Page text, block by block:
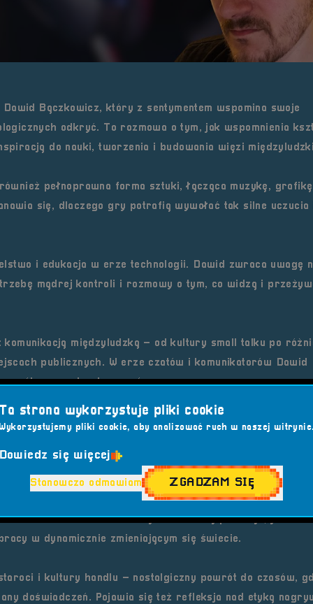
Dawid Bączkowicz, który z sentymentem wspomina swoje
odkryć. To rozmowa o tym, jak wspomnienia
do nauki, tworzenia i budowania więzi
pełnoprawna forma sztuki, łącząca muzykę,
się, dlaczego gry potrafią wywołać tak silne uczucia
i edukacja w erze technologii. Dawid zwraca uwagę
mądrej kontroli i rozmowy o tym, co widzą i
komunikacją międzyludzką – od kultury small talku po
publicznych. W erze czatów i komunikatorów Dawid
prowadzenia rozmów.
– higienie użytkowania słuchawek, problemach ze
w dzisiejszym świecie, przypominając, że elektryka,
Rozmowa o edukacji zawodowej pokazuje, jak
w dynamicznie zmieniającym się świecie.
i kultury handlu – nostalgiczny powrót do czasów,
doświadczeń. Pojawia się też refleksja nad etyką
strona wykorzystuje pliki cookie
pliki cookie, aby analizować ruch w naszej witrynie.
się więcej
Stanowczo odmawiam ZGADZAM SIĘ